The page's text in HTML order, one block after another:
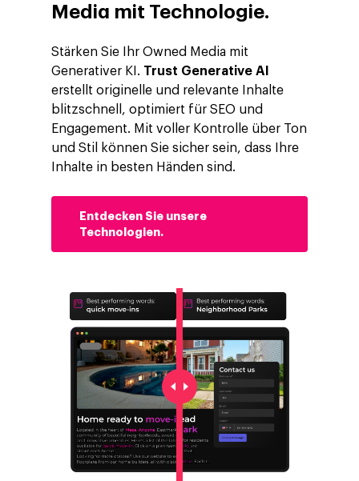
Media mit Technologie.
Stärken Sie Ihr Owned Media mit
Generativer KI. Trust Generative AI
erstellt originelle und relevante Inhalte
blitzschnell, optimiert für SEO und
Engagement. Mit voller Kontrolle über Ton
und Stil können Sie sicher sein, dass Ihre
Inhalte in besten Händen sind.
Entdecken Sie unsere
Technologien.